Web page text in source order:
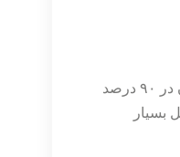
ریزش مو در خانم ها همیشه مثل آقایان دلیل مشخصی نداره و میتونه بسیار آزار دهنده باشه. میون آقایون در ۹۰ درصد
بسیار